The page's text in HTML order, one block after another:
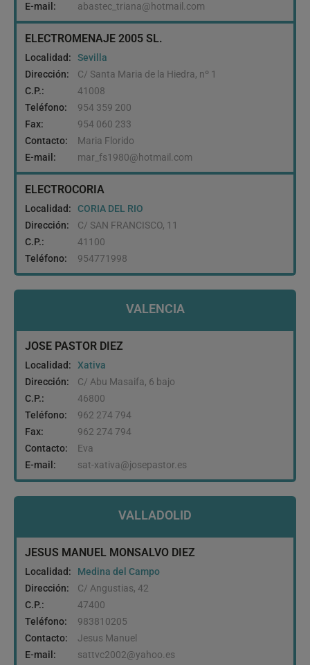
E-mail:
abastec_triana@hotmail.com
ELECTROMENAJE 2005 SL.
Localidad:
Sevilla
Dirección:
C/ Santa Maria de la Hiedra, nº 1
C.P.:
41008
Teléfono:
954 359 200
Fax:
954 060 233
Contacto:
Maria Florido
E-mail:
mar_fs1980@hotmail.com
ELECTROCORIA
Localidad:
CORIA DEL RIO
Dirección:
C/ SAN FRANCISCO, 11
C.P.:
41100
Teléfono:
954771998
VALENCIA
JOSE PASTOR DIEZ
Localidad:
Xativa
Dirección:
C/ Abu Masaifa, 6 bajo
C.P.:
46800
Teléfono:
962 274 794
Fax:
962 274 794
Contacto:
Eva
E-mail:
sat-xativa@josepastor.es
VALLADOLID
JESUS MANUEL MONSALVO DIEZ
Localidad:
Medina del Campo
Dirección:
C/ Angustias, 42
C.P.:
47400
Teléfono:
983810205
Contacto:
Jesus Manuel
E-mail:
sattvc2002@yahoo.es